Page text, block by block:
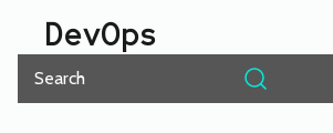
DevOps
Pesquisar